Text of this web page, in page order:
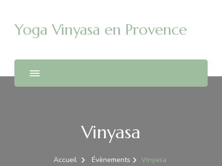
Yoga Vinyasa en Provence
Vinyasa
Accueil Évènements Vinyasa